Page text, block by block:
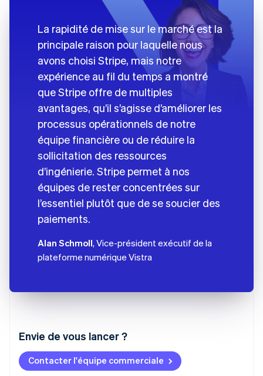
Envie de vous lancer ?
Contacter l'équipe commerciale
La rapidité de mise sur le marché est la
principale raison pour laquelle nous
avons choisi Stripe, mais notre
expérience au fil du temps a montré
que Stripe offre de multiples
avantages, qu’il s’agisse d’améliorer les
processus opérationnels de notre
équipe financière ou de réduire la
sollicitation des ressources
d’ingénierie. Stripe permet à nos
équipes de rester concentrées sur
l’essentiel plutôt que de se soucier des
paiements.
Alan Schmoll, Vice-président exécutif de la
plateforme numérique Vistra
Allemagne